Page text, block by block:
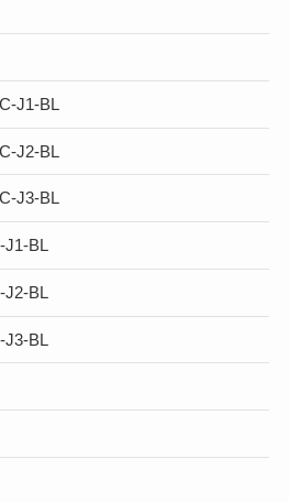
J1-BL
J2-BL
J3-BL
J1-BL
J2-BL
J3-BL